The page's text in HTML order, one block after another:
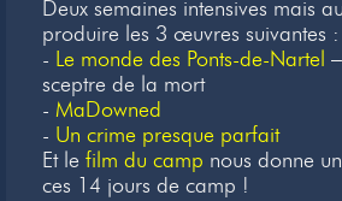
Deux semaines intensives mais
produire les 3 œuvres suivantes :
- Le monde des Ponts-de-Nartel
sceptre de la mort
- MaDowned
- Un crime presque parfait
Et le film du camp nous donne
ces 14 jours de camp !